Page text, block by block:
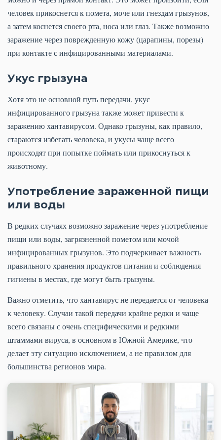
человек прикоснется к помета, моче или гнездам грызунов,
а затем коснется своего рта, носа или глаз. Также возможно
заражение через поврежденную кожу (царапины, порезы)
при контакте с инфицированными материалами.
Укус грызуна
Хотя это не основной путь передачи, укус
инфицированного грызуна также может привести к
заражению хантавирусом. Однако грызуны, как правило,
стараются избегать человека, и укусы чаще всего
происходят при попытке поймать или прикоснуться к
животному.
Употребление зараженной пищи
или воды
В редких случаях возможно заражение через употребление
пищи или воды, загрязненной пометом или мочой
инфицированных грызунов. Это подчеркивает важность
правильного хранения продуктов питания и соблюдения
гигиены в местах, где могут быть грызуны.
Важно отметить, что хантавирус не передается от человека
к человеку. Случаи такой передачи крайне редки и чаще
всего связаны с очень специфическими и редкими
штаммами вируса, в основном в Южной Америке, что
делает эту ситуацию исключением, а не правилом для
большинства регионов мира.